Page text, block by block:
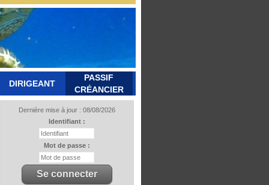
DIRIGEANT
PASSIF
CRÉANCIER
Dernière mise à jour : 08/08/2026
Identifiant :
Mot de passe :